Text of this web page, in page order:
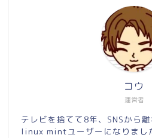
運営者
コウ
テレビを捨てて8年、SNSから
linux mintユーザーになりまし